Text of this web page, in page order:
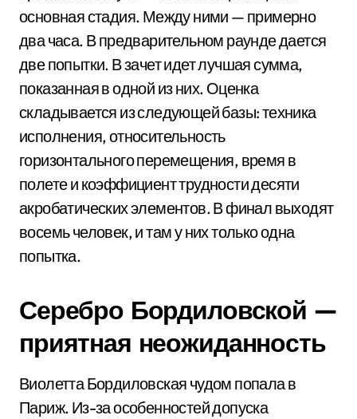
основная стадия. Между ними — примерно
два часа. В предварительном раунде дается
две попытки. В зачет идет лучшая сумма,
показанная в одной из них. Оценка
складывается из следующей базы: техника
исполнения, относительность
горизонтального перемещения, время в
полете и коэффициент трудности десяти
акробатических элементов. В финал выходят
восемь человек, и там у них только одна
попытка.
Серебро Бордиловской —
приятная неожиданность
Виолетта Бордиловская чудом попала в
Париж. Из-за особенностей допуска